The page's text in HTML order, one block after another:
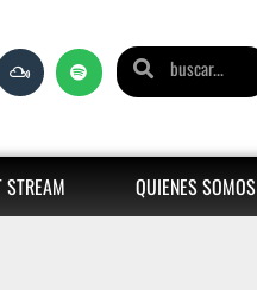
STREAM QUIENES SOMOS